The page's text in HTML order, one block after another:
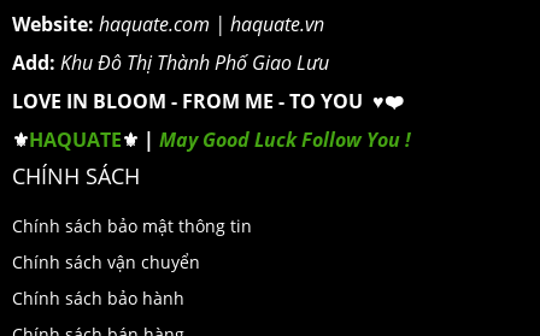
Website: haquate.com | haquate.vn
Add: Khu Đô Thị Thành Phố Giao Lưu
LOVE IN BLOOM - FROM ME - TO YOU ♥️❤️
⚜️HAQUATE⚜️ | May Good Luck Follow You !
CHÍNH SÁCH
Chính sách bảo mật thông tin
Chính sách vận chuyển
Chính sách bảo hành